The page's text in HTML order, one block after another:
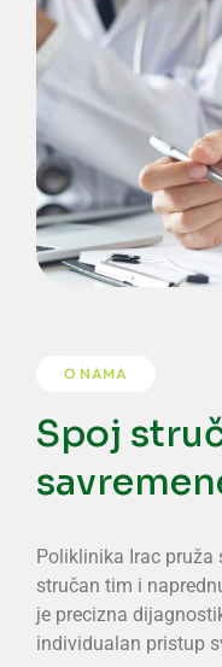
O NAMA
Spoj
Poliklinika Irac pruža
stručan tim i
je precizna
individualan pristup